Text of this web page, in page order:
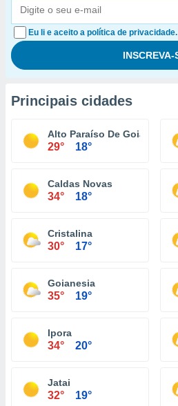
Eu li e aceito a política de privacidade.
Principais cidades
Alto Paraíso De Goiás
29° 18°
Caldas Novas
34° 18°
Cristalina
30° 17°
Goianesia
35° 19°
Ipora
34° 20°
Jatai
32° 19°